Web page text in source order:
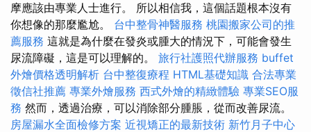
摩應該由專業人士進行。 所以相信我，這個話題根本沒有
你想像的那麼尷尬。 台中整骨神醫服務 桃園搬家公司的推
薦服務 這就是為什麼在發炎或腫大的情況下，可能會發生
尿流障礙，這是可以理解的。 旅行社護照代辦服務 buffet
外燴價格透明解析 台中整復療程 HTML基礎知識 合法專業
徵信社推薦 專業外燴服務 西式外燴的精緻體驗 專業SEO服
務 然而，透過治療，可以消除部分腫脹，從而改善尿流。
房屋漏水全面檢修方案 近視矯正的最新技術 新竹月子中心